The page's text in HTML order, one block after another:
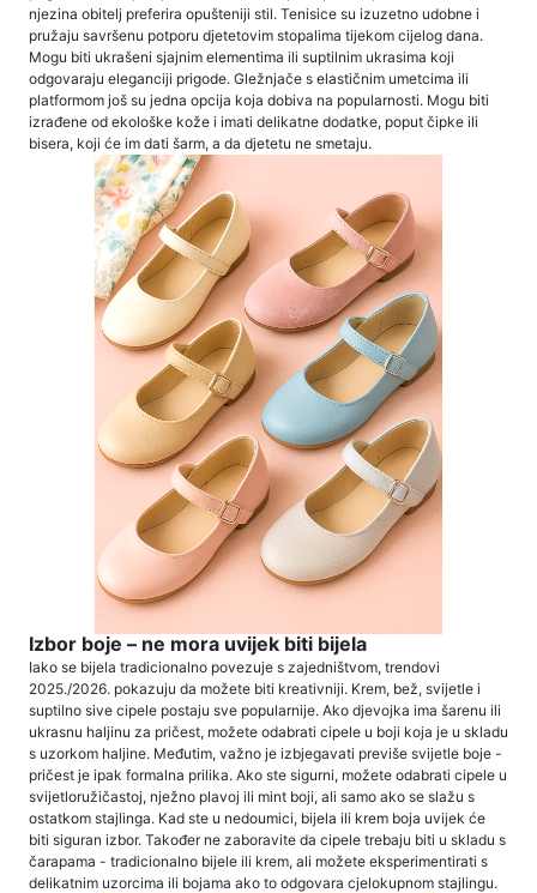
njezina obitelj preferira opušteniji stil. Tenisice su izuzetno udobne i
pružaju savršenu potporu djetetovim stopalima tijekom cijelog dana.
Mogu biti ukrašeni sjajnim elementima ili suptilnim ukrasima koji
odgovaraju eleganciji prigode. Gležnjače s elastičnim umetcima ili
platformom još su jedna opcija koja dobiva na popularnosti. Mogu biti
izrađene od ekološke kože i imati delikatne dodatke, poput čipke ili
bisera, koji će im dati šarm, a da djetetu ne smetaju.
Izbor boje – ne mora uvijek biti bijela
Iako se bijela tradicionalno povezuje s zajedništvom, trendovi
2025./2026. pokazuju da možete biti kreativniji. Krem, bež, svijetle i
suptilno sive cipele postaju sve popularnije. Ako djevojka ima šarenu ili
ukrasnu haljinu za pričest, možete odabrati cipele u boji koja je u skladu
s uzorkom haljine. Međutim, važno je izbjegavati previše svijetle boje -
pričest je ipak formalna prilika. Ako ste sigurni, možete odabrati cipele u
svijetloružičastoj, nježno plavoj ili mint boji, ali samo ako se slažu s
ostatkom stajlinga. Kad ste u nedoumici, bijela ili krem ​​boja uvijek će
biti siguran izbor. Također ne zaboravite da cipele trebaju biti u skladu s
čarapama - tradicionalno bijele ili krem, ali možete eksperimentirati s
delikatnim uzorcima ili bojama ako to odgovara cjelokupnom stajlingu.